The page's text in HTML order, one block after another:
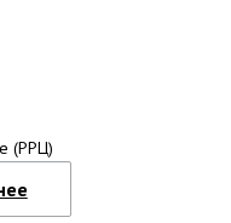
(РРЦ)